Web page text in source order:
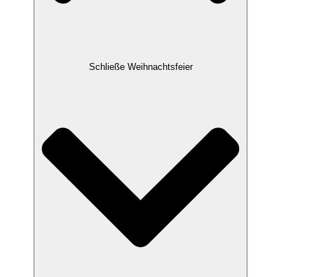
Schließe Weihnachtsfeier